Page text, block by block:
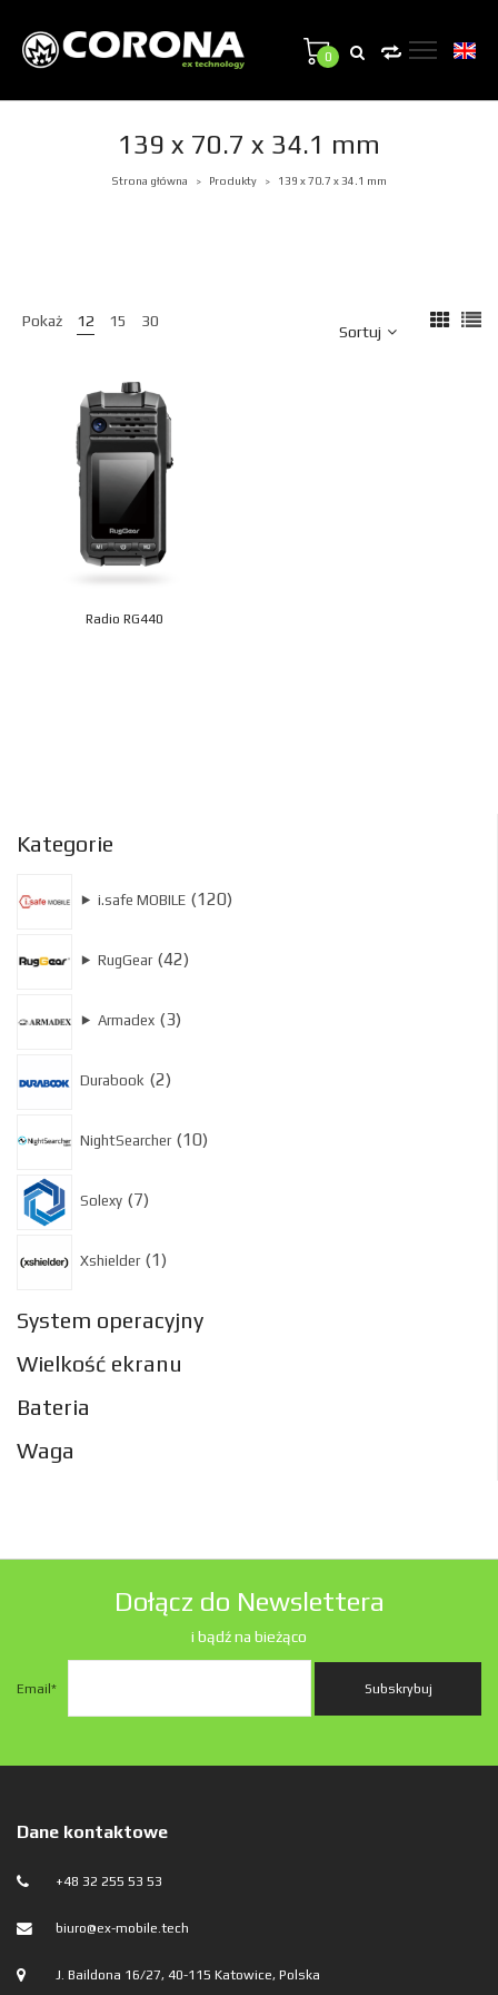
0
139 x 70.7 x 34.1 mm
Strona główna > Produkty > 139 x 70.7 x 34.1 mm
Pokaż 12 15 30
Sortuj
Radio RG440
Kategorie
⯈ i.safe MOBILE 120
⯈ RugGear 42
⯈ Armadex 3
Durabook 2
NightSearcher 10
Solexy 7
Xshielder 1
System operacyjny
Wielkość ekranu
Bateria
Waga
Dołącz do Newslettera
i bądź na bieżąco
Email *
Dane kontaktowe
+48 32 255 53 53
biuro@ex-mobile.tech
J. Baildona 16/27, 40-115 Katowice, Polska